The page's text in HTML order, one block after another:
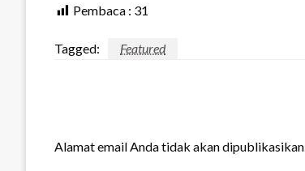
Pembaca : 31
Tagged: Featured
Alamat email Anda tidak akan dipublikasikan.